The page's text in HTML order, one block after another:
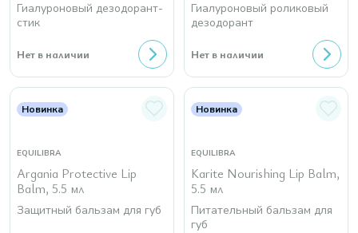
Гиалуроновый дезодорант-
стик
Нет в наличии
Гиалуроновый роликовый
дезодорант
Нет в наличии
Новинка
EQUILIBRA
Argania Protective Lip
Balm, 5.5 мл
Защитный бальзам для губ
Новинка
EQUILIBRA
Karite Nourishing Lip Balm,
5.5 мл
Питательный бальзам для
губ